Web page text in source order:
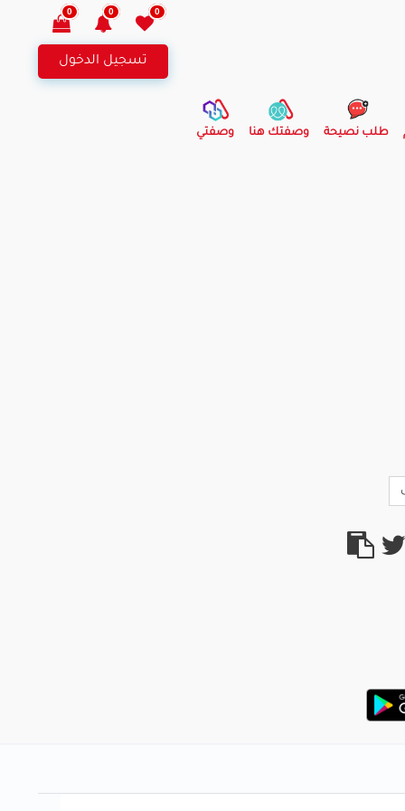
0
0
0
تسجيل الدخول
طلب نصيحة وصفتك هنا وصفتي